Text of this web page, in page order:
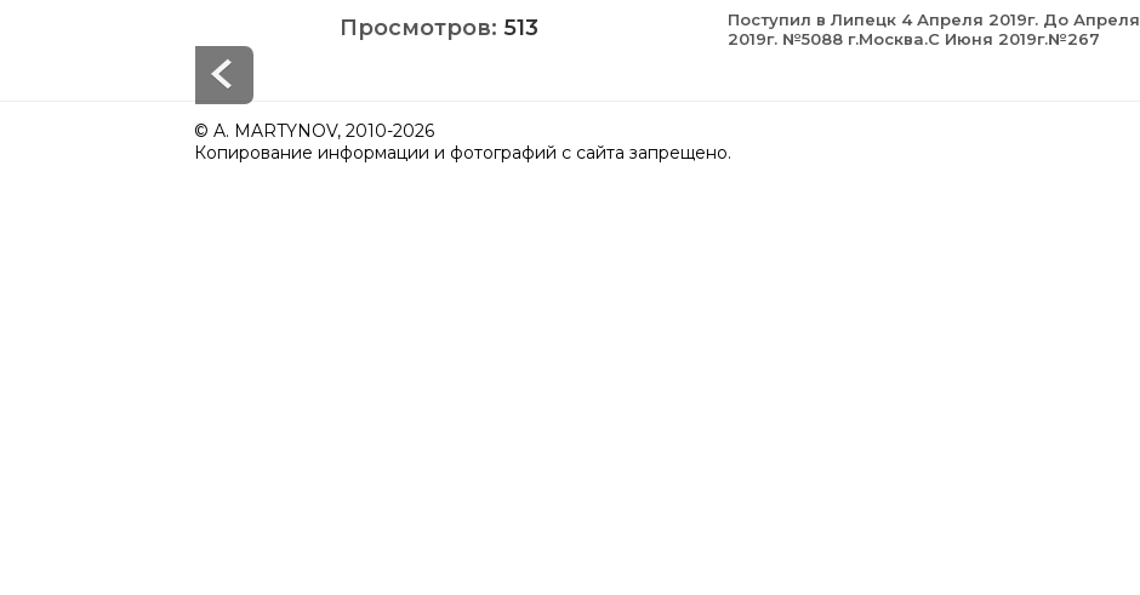
Просмотров: 513
Поступил в Липецк 4 Апреля 2019г. До Апреля
2019г. №5088 г.Москва.С Июня 2019г.№267
© A. MARTYNOV, 2010-2026
Копирование информации и фотографий с сайта запрещено.